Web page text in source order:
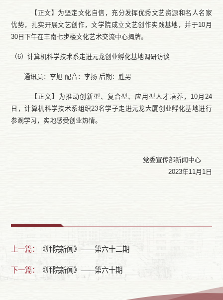
【正文】为坚定文化自信，充分发挥优秀文艺资源和名人名家
优势，扎实开展文艺创作，文学院成立文艺创作实践基地，并于10月
30日下午在丰南七步楼文化艺术交流中心揭牌。
（6）计算机科学技术系走进元龙创业孵化基地调研访谈
通讯员：李旭 配音： 李扬 后期：胜男
【正文】为推动创新型、复合型、应用型人才培养， 10月24
日，计算机科学技术系组织23名学子走进元龙大厦创业孵化基地进行
参观学习，实地感受创业热情。
党委宣传部新闻中心
2023年11月 1日
上一篇： 《师院新闻》——第六十二期
下一篇： 《师院新闻》——第六十期